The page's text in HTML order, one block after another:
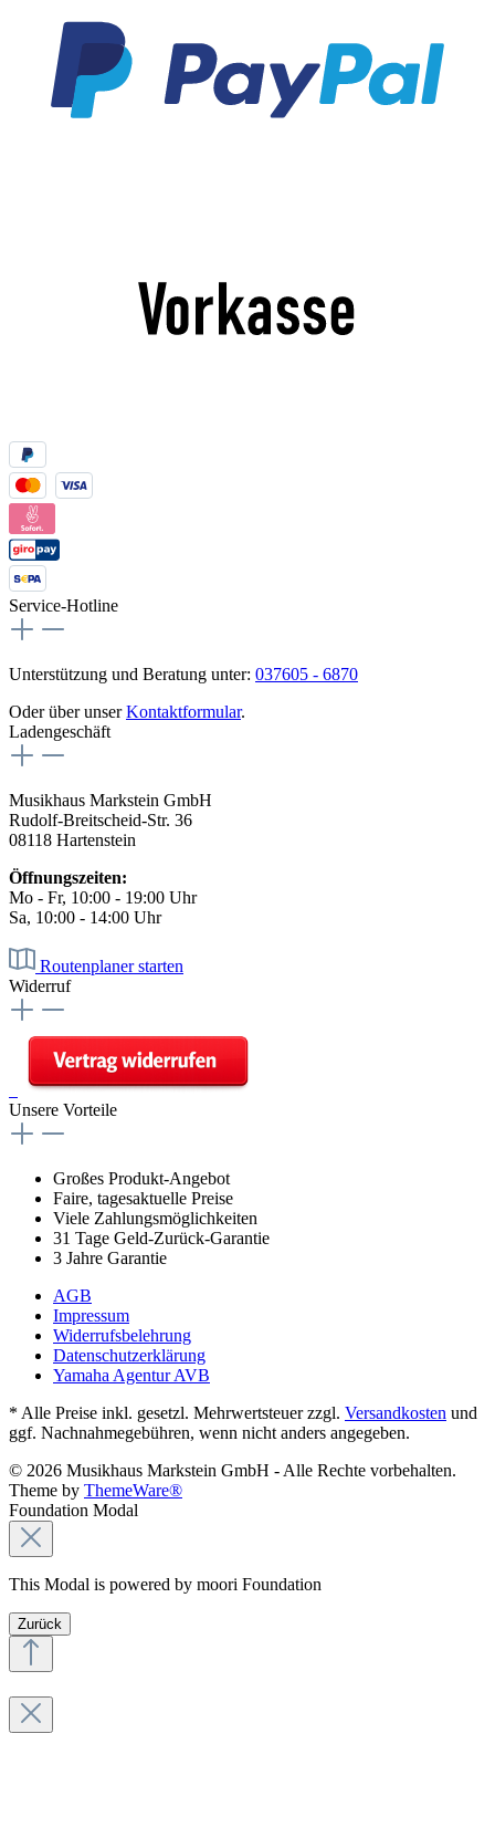
Service-Hotline
Unterstützung und Beratung unter: 037605 - 6870
Oder über unserKontaktformular.
Ladengeschäft
Musikhaus Markstein GmbH
Rudolf-Breitscheid-Str. 36
08118 Hartenstein
Öffnungszeiten:
Mo - Fr, 10:00 - 19:00 Uhr
Sa, 10:00 - 14:00 Uhr
Routenplaner starten
Widerruf
Unsere Vorteile
Großes Produkt-Angebot
Faire, tagesaktuelle Preise
Viele Zahlungsmöglichkeiten
31 Tage Geld-Zurück-Garantie
3 Jahre Garantie
AGB
Impressum
Widerrufsbelehrung
Datenschutzerklärung
Yamaha Agentur AVB
* Alle Preise inkl. gesetzl. Mehrwertsteuer zzgl. Versandkosten und
ggf. Nachnahmegebühren, wenn nicht anders angegeben.
© 2026 Musikhaus Markstein GmbH - Alle Rechte vorbehalten.
Theme by ThemeWare®
Foundation Modal
This Modal is powered by moori Foundation
Zurück